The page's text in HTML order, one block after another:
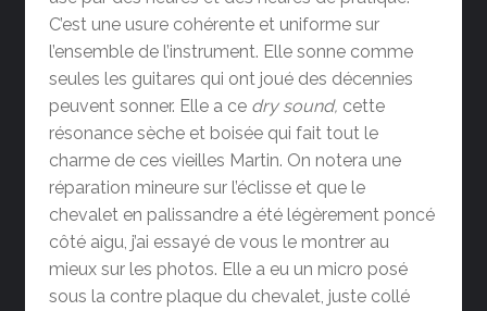
C’est une usure cohérente et uniforme sur
l’ensemble de l’instrument. Elle sonne comme
seules les guitares qui ont joué des décennies
peuvent sonner. Elle a ce dry sound, cette
résonance sèche et boisée qui fait tout le
charme de ces vieilles Martin. On notera une
réparation mineure sur l’éclisse et que le
chevalet en palissandre a été légèrement poncé
côté aigu, j’ai essayé de vous le montrer au
mieux sur les photos. Elle a eu un micro posé
sous la contre plaque du chevalet, juste collé